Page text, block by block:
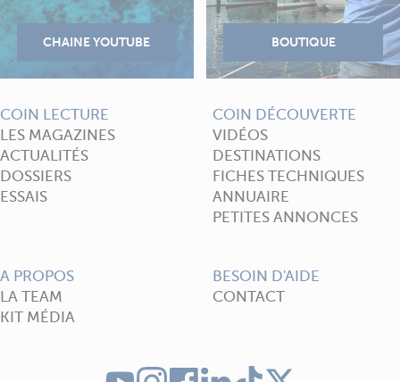
COIN LECTURE
LES MAGAZINES
ACTUALITÉS
DOSSIERS
ESSAIS
COIN DÉCOUVERTE
VIDÉOS
DESTINATIONS
FICHES TECHNIQUES
ANNUAIRE
PETITES ANNONCES
A PROPOS
LA TEAM
KIT MÉDIA
BESOIN D'AIDE
CONTACT